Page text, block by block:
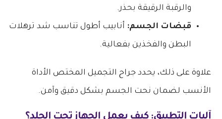
والرقبة الرقيقة بحذر.
قبضات الجسم: أنابيب أطول تناسب شد ترهلات
البطن والفخذين بفعالية.
​علاوة على ذلك، يحدد جراح التجميل المختص الأداة
الأنسب لضمان نحت الجسم بشكل دقيق وآمن.